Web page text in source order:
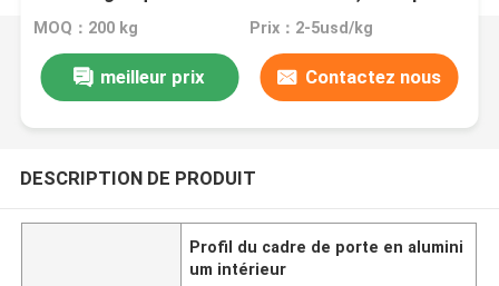
intérieur ou extérieur
MOQ：200 kg Prix：2-5usd/kg
meilleur prix Contactez nous
DESCRIPTION DE PRODUIT
Profil du cadre de porte en alumini
um intérieur